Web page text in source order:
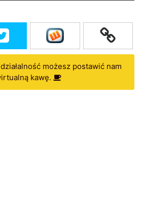
możesz postawić nam
kawę.